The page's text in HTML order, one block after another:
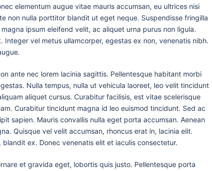
elementum augue vitae mauris accumsan, eu ultrices nisi
non nulla porttitor blandit ut eget neque. Suspendisse fringilla
ipsum eleifend velit, ac aliquet urna purus non ligula.
vel metus ullamcorper, egestas ex non, venenatis nibh.
ante nec lorem lacinia sagittis. Pellentesque habitant morbi
Nulla tempus, nulla ut vehicula laoreet, leo velit tincidunt
aliquet cursus. Curabitur facilisis, est vitae scelerisque
Curabitur tincidunt magna id leo euismod tincidunt. Sed ac
sapien. Mauris convallis nulla eget porta accumsan. Aenean
Quisque vel velit accumsan, rhoncus erat in, lacinia elit.
ex. Donec venenatis elit et iaculis consectetur.
et gravida eget, lobortis quis justo. Pellentesque porta